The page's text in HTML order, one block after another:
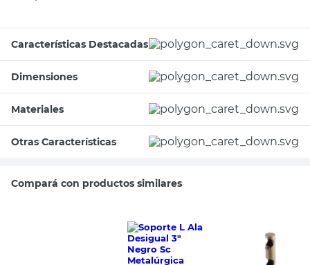
Características Destacadas
Dimensiones
Materiales